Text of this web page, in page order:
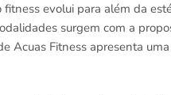
fitness evolui para além da
surgem com a
Acuas Fitness apresenta